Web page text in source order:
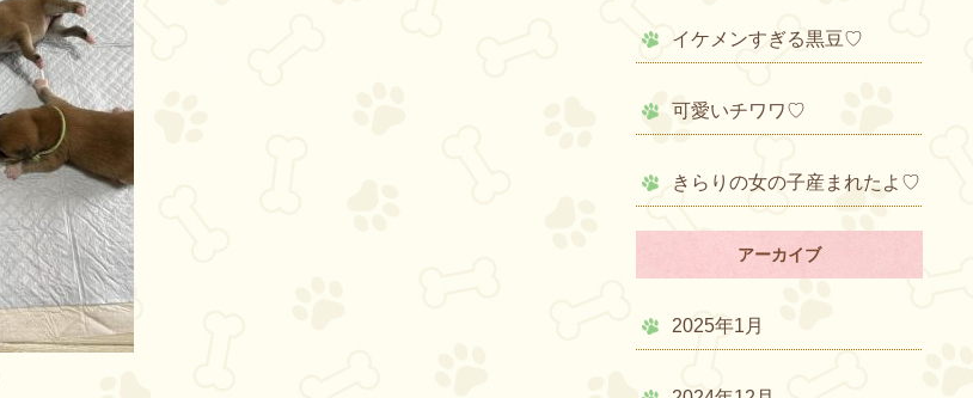
イケメンすぎる黒豆♡
可愛いチワワ♡
きらりの女の子産まれたよ♡
アーカイブ
2025年1月